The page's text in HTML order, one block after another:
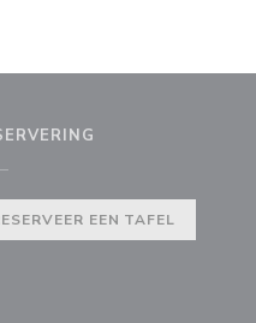
EEN TAFEL